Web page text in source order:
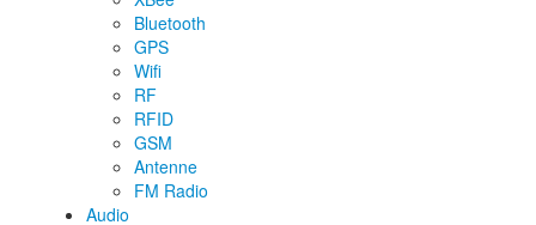
Bluetooth
GPS
Wifi
RF
RFID
GSM
Antenne
FM Radio
Audio